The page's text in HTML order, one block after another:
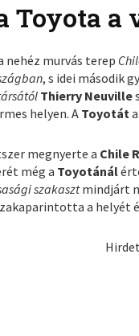
Toyota a
nehéz murvás terep
, s idei második
Thierry Neuville
helyen. A Toyotát
megnyerte a Chile
még a Toyotánál
szakasztmindjárt
a